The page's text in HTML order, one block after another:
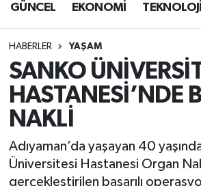
GÜNCEL EKONOMİ TEKNOLOJİ
HABERLER YAŞAM
SANKO
HASTANESİ’NDE
NAKLİ
Adıyaman’da yaşayan 40
Üniversitesi Hastanesi Organ
gerçekleştirilen başarılı
Trafik Durumu
Süper Lig Puan Durumu ve
Tüm Manşetler
Son Dakika Haberleri